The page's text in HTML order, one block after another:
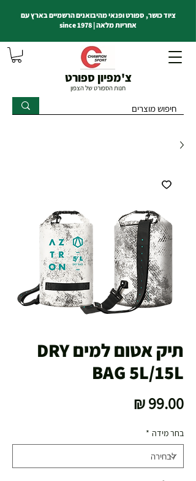
צ'מפיון ספורט
חנות הספורט של הצפון
ציוד כושר, ספורט ופנאי מהיבואנים הרשמיים בארץ עם
אחריות מלאה | since 1978
תיק אטום למים DRY
BAG 5L/15L
בחר מידה *